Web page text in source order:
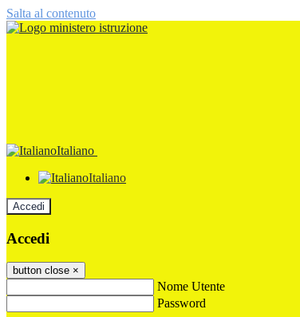
Salta al contenuto
Italiano
Italiano
Accedi
Accedi
button close ×
Nome Utente
Password